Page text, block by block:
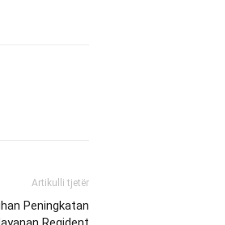
Artikulli tjetër
Peningkatan